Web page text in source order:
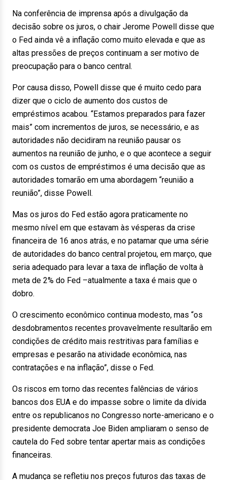
Na conferência de imprensa após a divulgação da
decisão sobre os juros, o chair Jerome Powell disse que
o Fed ainda vê a inflação como muito elevada e que as
altas pressões de preços continuam a ser motivo de
preocupação para o banco central.
Por causa disso, Powell disse que é muito cedo para
dizer que o ciclo de aumento dos custos de
empréstimos acabou. “Estamos preparados para fazer
mais” com incrementos de juros, se necessário, e as
autoridades não decidiram na reunião pausar os
aumentos na reunião de junho, e o que acontece a seguir
com os custos de empréstimos é uma decisão que as
autoridades tomarão em uma abordagem “reunião a
reunião”, disse Powell.
Mas os juros do Fed estão agora praticamente no
mesmo nível em que estavam às vésperas da crise
financeira de 16 anos atrás, e no patamar que uma série
de autoridades do banco central projetou, em março, que
seria adequado para levar a taxa de inflação de volta à
meta de 2% do Fed –atualmente a taxa é mais que o
dobro.
O crescimento econômico continua modesto, mas “os
desdobramentos recentes provavelmente resultarão em
condições de crédito mais restritivas para famílias e
empresas e pesarão na atividade econômica, nas
contratações e na inflação”, disse o Fed.
Os riscos em torno das recentes falências de vários
bancos dos EUA e do impasse sobre o limite da dívida
entre os republicanos no Congresso norte-americano e o
presidente democrata Joe Biden ampliaram o senso de
cautela do Fed sobre tentar apertar mais as condições
financeiras.
A mudança se refletiu nos preços futuros das taxas de